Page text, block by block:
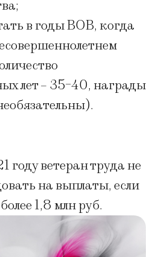
в годы ВОВ, когда
лет – 35-40, награды
году ветеран труда не
на выплаты, если
1,8 млн руб.